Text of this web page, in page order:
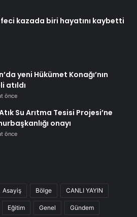
feci kazada biri hayatını kaybetti
yeni Hükümet Konağı’nın
atıldı
önce
Su Arıtma Tesisi Projesi’ne
onayı
önce
Asayiş Bölge CANLI YAYIN
Eğitim Genel Gündem